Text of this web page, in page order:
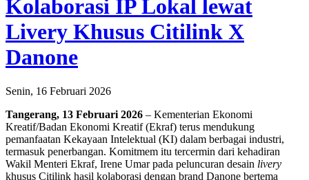
Kolaborasi IP Lokal lewat
Livery Khusus Citilink X
Danone
Senin, 16 Februari 2026
Tangerang, 13 Februari 2026 – Kementerian Ekonomi
Kreatif/Badan Ekonomi Kreatif (Ekraf) terus mendukung
pemanfaatan Kekayaan Intelektual (KI) dalam berbagai industri,
termasuk penerbangan. Komitmem itu tercermin dari kehadiran
Wakil Menteri Ekraf, Irene Umar pada peluncuran desain livery
khusus Citilink hasil kolaborasi dengan brand Danone bertema